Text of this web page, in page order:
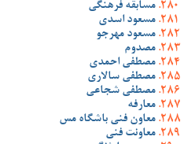
مسابقه فرهنگی
مسعود اسدی
مسعود مهرجو
مصدوم
مصطفی احمدی
مصطفی سالاری
مصطفی شجاعی
معارفه
معاون فنی باشگاه مس
معاونت فنی